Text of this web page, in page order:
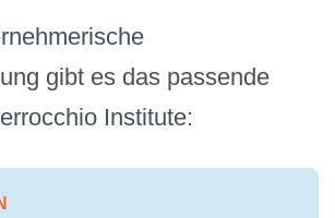
gibt es das passende
Institute: